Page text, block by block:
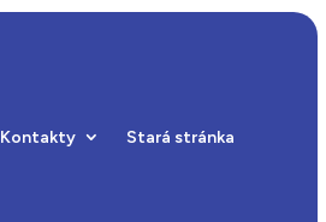
Kontakty Stará stránka